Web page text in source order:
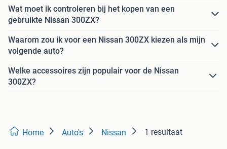
Wat moet ik controleren bij het kopen van een
gebruikte Nissan 300ZX?
Waarom zou ik voor een Nissan 300ZX kiezen als mijn
volgende auto?
Welke accessoires zijn populair voor de Nissan
300ZX?
Home Auto's Nissan 1 resultaat